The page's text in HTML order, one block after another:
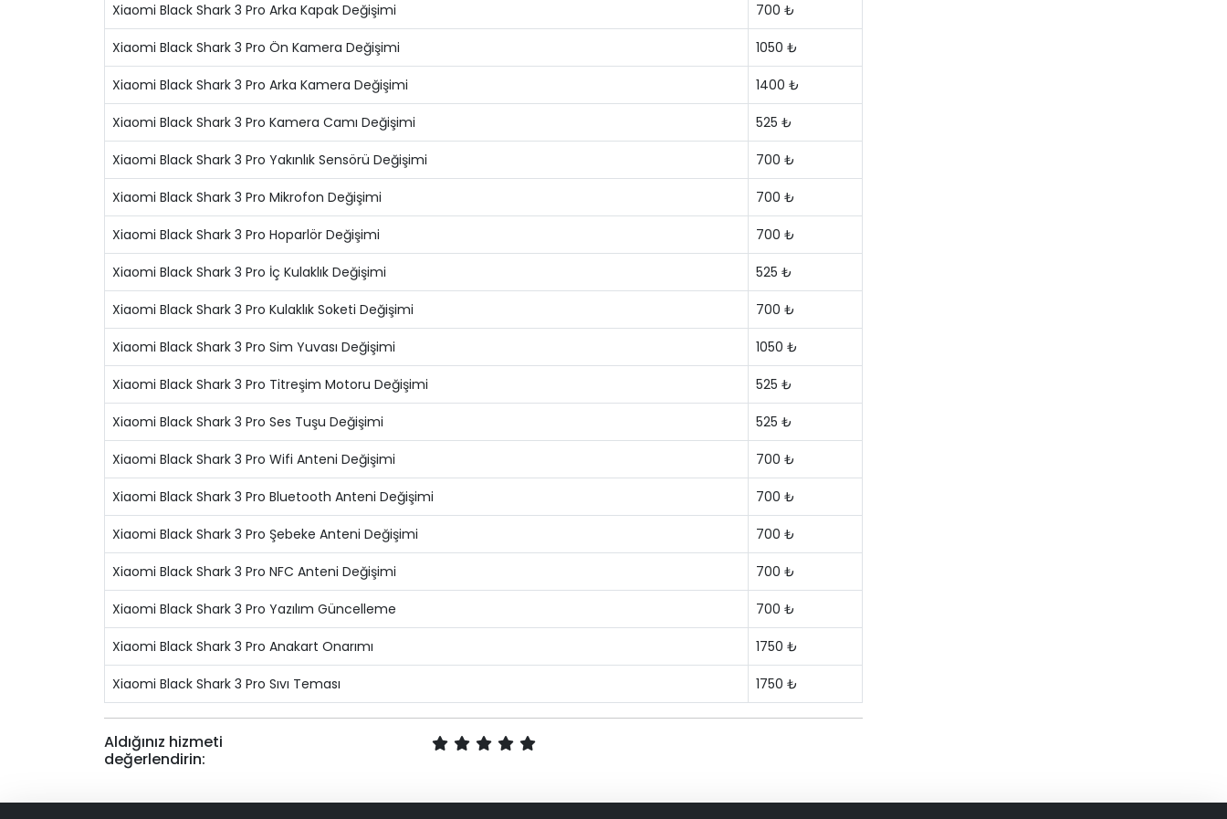
Xiaomi Black Shark 3 Pro Arka Kapak Değişimi 700 ₺
Xiaomi Black Shark 3 Pro Ön Kamera Değişimi 1050 ₺
Xiaomi Black Shark 3 Pro Arka Kamera Değişimi 1400 ₺
Xiaomi Black Shark 3 Pro Kamera Camı Değişimi 525 ₺
Xiaomi Black Shark 3 Pro Yakınlık Sensörü Değişimi 700 ₺
Xiaomi Black Shark 3 Pro Mikrofon Değişimi 700 ₺
Xiaomi Black Shark 3 Pro Hoparlör Değişimi 700 ₺
Xiaomi Black Shark 3 Pro İç Kulaklık Değişimi 525 ₺
Xiaomi Black Shark 3 Pro Kulaklık Soketi Değişimi 700 ₺
Xiaomi Black Shark 3 Pro Sim Yuvası Değişimi 1050 ₺
Xiaomi Black Shark 3 Pro Titreşim Motoru Değişimi 525 ₺
Xiaomi Black Shark 3 Pro Ses Tuşu Değişimi 525 ₺
Xiaomi Black Shark 3 Pro Wifi Anteni Değişimi 700 ₺
Xiaomi Black Shark 3 Pro Bluetooth Anteni Değişimi 700 ₺
Xiaomi Black Shark 3 Pro Şebeke Anteni Değişimi 700 ₺
Xiaomi Black Shark 3 Pro NFC Anteni Değişimi 700 ₺
Xiaomi Black Shark 3 Pro Yazılım Güncelleme 700 ₺
Xiaomi Black Shark 3 Pro Anakart Onarımı 1750 ₺
Xiaomi Black Shark 3 Pro Sıvı Teması 1750 ₺
Aldığınız hizmeti
değerlendirin: